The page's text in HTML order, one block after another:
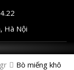
Hà Nội
Bò miếng khô